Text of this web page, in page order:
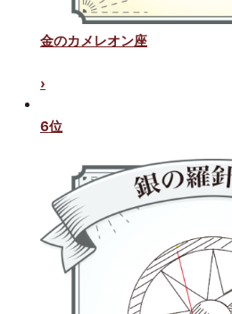
金のカメレオン座
›
6位